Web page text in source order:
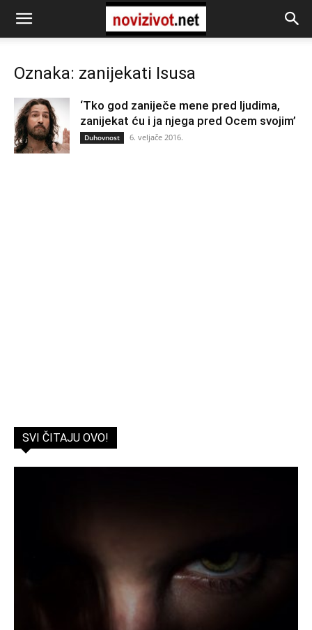
Oznaka: zanijekati Isusa
‘Tko god zaniječe mene pred ljudima,
zanijekat ću i ja njega pred Ocem svojim’
Duhovnost 6. veljače 2016.
SVI ČITAJU OVO!